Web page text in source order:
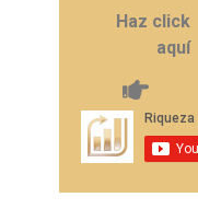
Haz click
aquí